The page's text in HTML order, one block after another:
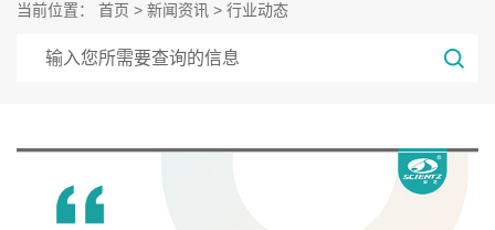
当前位置： 首页 > 新闻资讯 > 行业动态